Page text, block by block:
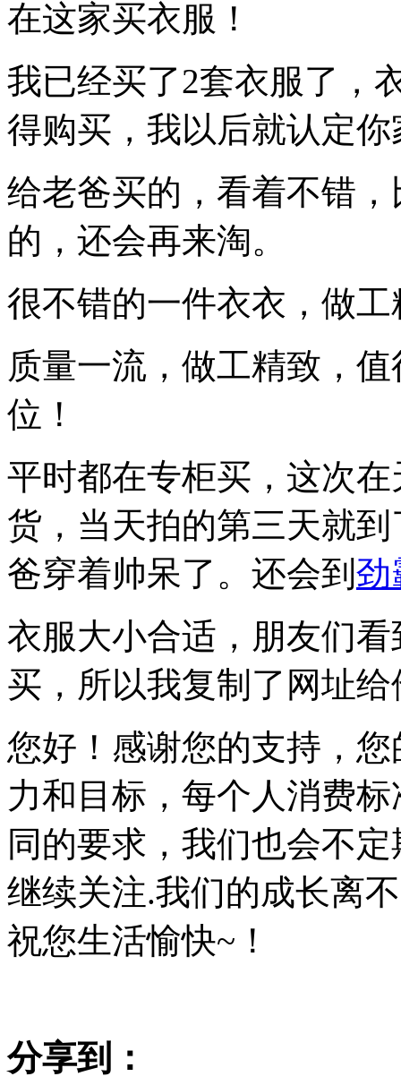
在这家买衣服！
我已经买了2套衣服了，
得购买，我以后就认定
给老爸买的，看着不错
的，还会再来淘。
很不错的一件衣衣，做
质量一流，做工精致，
位！
平时都在专柜买，这次
货，当天拍的第三天就
爸穿着帅呆了。还会到 劲
衣服大小合适，朋友们
买，所以我复制了网址给
您好！感谢您的支持，
力和目标，每个人消费
同的要求，我们也会不
继续关注.我们的成长离
祝您生活愉快~！
分享到：